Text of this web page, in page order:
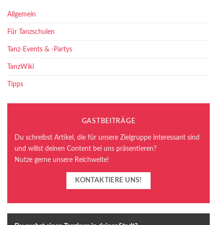
Allgemein
Für Tanzschulen
Tanz-Events & -Partys
TanzWiki
Tipps
GASTBEITRÄGE
Du schreibst Artikel, die für unsere Zielgruppe interessant sind
und willst deinen Content bei uns präsentieren?
Nutze gerne unsere Reichweite!
KONTAKTIERE UNS!